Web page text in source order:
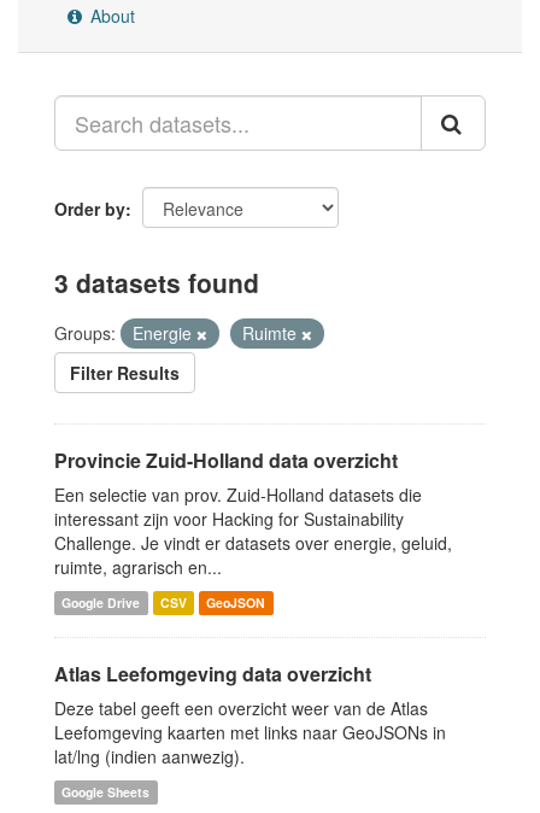
About
Order by
3 datasets found
Groups: Energie
Ruimte
Filter Results
Provincie Zuid-Holland data overzicht
Een selectie van prov. Zuid-Holland datasets die
interessant zijn voor Hacking for Sustainability
Challenge. Je vindt er datasets over energie, geluid,
ruimte, agrarisch en...
Google Drive CSV GeoJSON
Atlas Leefomgeving data overzicht
Deze tabel geeft een overzicht weer van de Atlas
Leefomgeving kaarten met links naar GeoJSONs in
lat/lng (indien aanwezig).
Google Sheets